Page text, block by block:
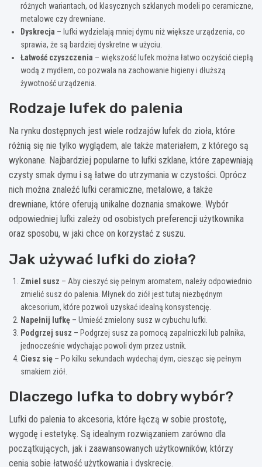
różnych wariantach, od klasycznych szklanych modeli po ceramiczne,
metalowe czy drewniane.
Dyskrecja – lufki wydzielają mniej dymu niż większe urządzenia, co
sprawia, że są bardziej dyskretne w użyciu.
Łatwość czyszczenia – większość lufek można łatwo oczyścić ciepłą
wodą z mydłem, co pozwala na zachowanie higieny i dłuższą
żywotność urządzenia.
Rodzaje lufek do palenia
Na rynku dostępnych jest wiele rodzajów lufek do zioła, które
różnią się nie tylko wyglądem, ale także materiałem, z którego są
wykonane. Najbardziej popularne to lufki szklane, które zapewniają
czysty smak dymu i są łatwe do utrzymania w czystości. Oprócz
nich można znaleźć lufki ceramiczne, metalowe, a także
drewniane, które oferują unikalne doznania smakowe. Wybór
odpowiedniej lufki zależy od osobistych preferencji użytkownika
oraz sposobu, w jaki chce on korzystać z suszu.
Jak używać lufki do zioła?
Zmiel susz – Aby cieszyć się pełnym aromatem, należy odpowiednio
zmielić susz do palenia. Młynek do ziół jest tutaj niezbędnym
akcesorium, które pozwoli uzyskać idealną konsystencję.
Napełnij lufkę – Umieść zmielony susz w cybuchu lufki.
Podgrzej susz – Podgrzej susz za pomocą zapalniczki lub palnika,
jednocześnie wdychając powoli dym przez ustnik.
Ciesz się – Po kilku sekundach wydechaj dym, ciesząc się pełnym
smakiem ziół.
Dlaczego lufka to dobry wybór?
Lufki do palenia to akcesoria, które łączą w sobie prostotę,
wygodę i estetykę. Są idealnym rozwiązaniem zarówno dla
początkujących, jak i zaawansowanych użytkowników, którzy
cenią sobie łatwość użytkowania i dyskrecję.